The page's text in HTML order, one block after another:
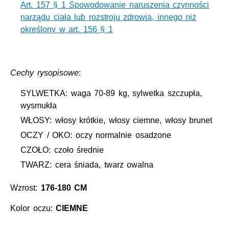
Art. 157 § 1 Spowodowanie naruszenia czynności
narządu ciała lub rozstroju zdrowia, innego niż
określony w art. 156 § 1
Cechy rysopisowe:
SYLWETKA: waga 70-89 kg, sylwetka szczupła,
wysmukła
WŁOSY: włosy krótkie, włosy ciemne, włosy brunet
OCZY / OKO: oczy normalnie osadzone
CZOŁO: czoło średnie
TWARZ: cera śniada, twarz owalna
Wzrost: 176-180 CM
Kolor oczu:CIEMNE